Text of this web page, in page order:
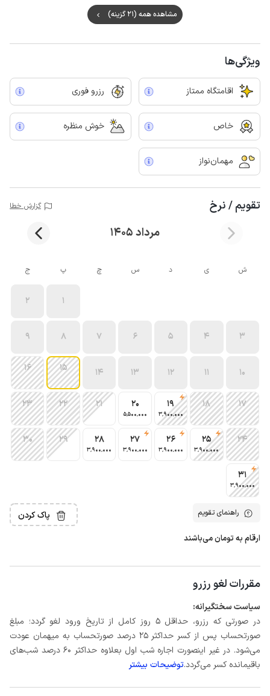
مشاهده همه (21 گزینه)
ویژگی‌ها
اقامتگاه ممتاز رزرو فوری
خاص خوش منظره
مهمان‌نواز
تقویم / نرخ گزارش خطا
مرداد 1405
ش ی د س چ پ ج
1
2
3
4
5
6
7
8
9
10
11
12
13
14
15
16
17
18
19
3٬900٬000
20
5٬500٬000
21
22
23
24
25
3٬900٬000
26
3٬900٬000
27
3٬900٬000
28
3٬900٬000
29
30
31
3٬900٬000
راهنمای تقویم پاک کردن
ارقام به تومان می‌باشند
مقررات لغو رزرو
سیاست سختگیرانه:
در صورتی که رزرو، حداقل 5 روز کامل از تاریخ ورود لغو گردد؛ مبلغ
صورتحساب پس از کسر حداکثر 25 درصد صورتحساب به میهمان عودت
می‌شود. در غیر اینصورت اجاره شب اول بعلاوه حداکثر 60 درصد شب‌های
باقیمانده کسر می‌گردد.توضیحات بیشتر